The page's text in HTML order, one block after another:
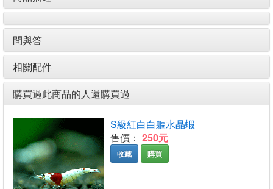
問與答
相關配件
購買過此商品的人還購買過
S級紅白白軀水晶蝦
售價： 250元
收藏 購買